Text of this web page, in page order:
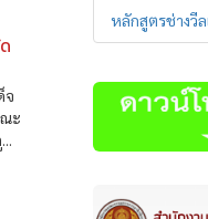
จ
ะ
หลักสูตรช่างวี